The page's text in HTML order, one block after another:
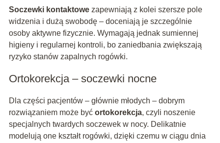
Soczewki kontaktowezapewniają z kolei szersze pole
widzenia i dużą swobodę – doceniają je szczególnie
osoby aktywne fizycznie. Wymagają jednak sumiennej
higieny i regularnej kontroli, bo zaniedbania zwiększają
ryzyko stanów zapalnych rogówki.
Ortokorekcja – soczewki nocne
Dla części pacjentów – głównie młodych – dobrym
rozwiązaniem może być ortokorekcja, czyli noszenie
specjalnych twardych soczewek w nocy. Delikatnie
modelują one kształt rogówki, dzięki czemu w ciągu dnia